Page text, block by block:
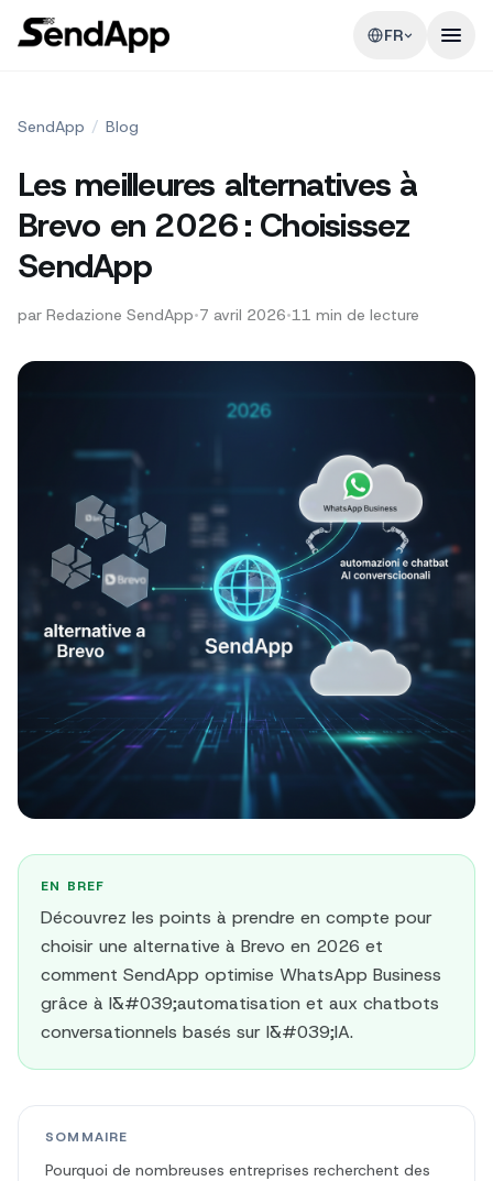
FR
SendApp / Blog
Les meilleures alternatives à
Brevo en 2026 : Choisissez
SendApp
par Redazione SendApp•7 avril 2026•11 min de lecture
EN BREF
Découvrez les points à prendre en compte pour
choisir une alternative à Brevo en 2026 et
comment SendApp optimise WhatsApp Business
grâce à l&#039;automatisation et aux chatbots
conversationnels basés sur l&#039;IA.
SOMMAIRE
Pourquoi de nombreuses entreprises recherchent des